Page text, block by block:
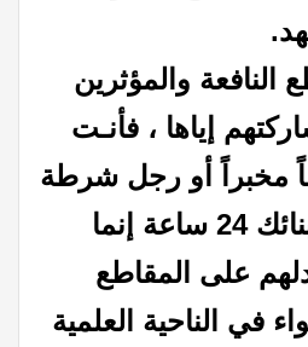
النافعة والمؤثرين
إياها ، فأنـت
مخبراً أو رجل شرطة
رقيب على أبنائك 24 ساعة إنما
على المقاطع
في الناحية العلمية